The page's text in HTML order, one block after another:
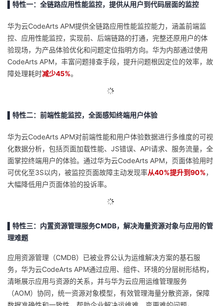
▌特性一：全链路应用性能监控，提供从用户到代码层面的监控
华为云CodeArts APM提供全链路应用性能监控能力，涵盖前端监
控、应用性能监控，实现前、后端链路的打通，完整还原用户的体
验现场，为产品体验优化和问题定位指明方向。华为内部通过使用
CodeArts APM，丰富问题排查手段，提升问题根因定位的效率，故
障处理耗时减少45%。
▌特性二：前端性能监控，全面感知终端用户体验
华为云CodeArts APM对前端性能和用户体验数据进行多维度的可视
化数据分析，包括页面加载性能、JS错误、API请求、服务流量，全
面掌控终端用户的体验。通过华为云CodeArts APM，页面体验用时
可优化至3S以内，被监控页面故障主动发现率从40%提升到90%，
大幅降低用户页面体验的投诉率。
▌特性三：内置资源管理服务CMDB，解决海量资源对象与应用的管
理难题
应用资源管理（CMDB）已被业界公认为运维解决方案的基石服
务，华为云CodeArts APM通过应用、组件、环境的分层树形结构，
清晰展示应用与资源的关系，并与华为云应用运维管理服务
（AOM）协同，统一资源对象模型，有效管理海量分散资源，保障